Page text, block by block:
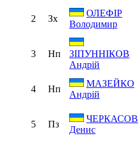
2 Зх
ОЛЕФІР
Володимир
3 Нп
ЗІПУННІКОВ
Андрій
4 Нп
МАЗЕЙКО
Андрій
5 Пз
ЧЕРКАСОВ
Денис